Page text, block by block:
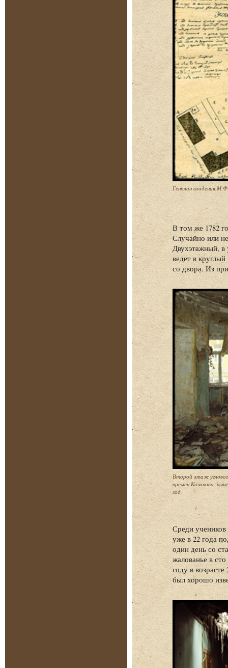
Генплан владения
В том же 1782
Случайно или
Двухэтажный, в
ведет в
со двора. Из
Второй этаж
времен Казакова,
год
Среди
уже в 22 года
один день со
жалованье в
году в
был хорошо